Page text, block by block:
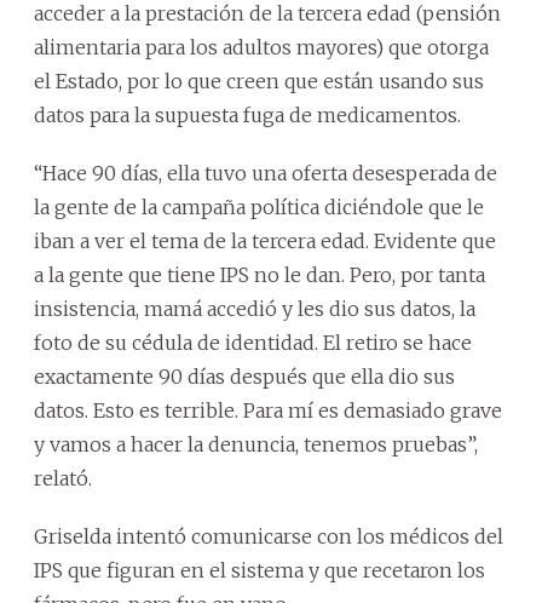
acceder a la prestación de la tercera edad (pensión
alimentaria para los adultos mayores) que otorga
el Estado, por lo que creen que están usando sus
datos para la supuesta fuga de medicamentos.
“Hace 90 días, ella tuvo una oferta desesperada de
la gente de la campaña política diciéndole que le
iban a ver el tema de la tercera edad. Evidente que
a la gente que tiene IPS no le dan. Pero, por tanta
insistencia, mamá accedió y les dio sus datos, la
foto de su cédula de identidad. El retiro se hace
exactamente 90 días después que ella dio sus
datos. Esto es terrible. Para mí es demasiado grave
y vamos a hacer la denuncia, tenemos pruebas”,
relató.
Griselda intentó comunicarse con los médicos del
IPS que figuran en el sistema y que recetaron los